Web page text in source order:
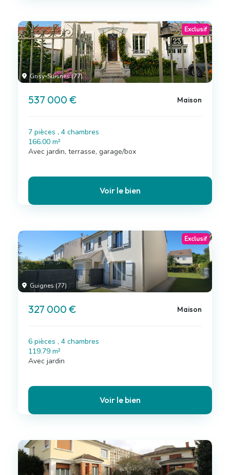
Grisy-Suisnes (77)
Exclusif
537 000 € Maison
7 pièces , 4 chambres
166.00 m²
Avec jardin, terrasse, garage/box
Voir le bien
Guignes (77)
Exclusif
327 000 € Maison
6 pièces , 4 chambres
119.79 m²
Avec jardin
Voir le bien